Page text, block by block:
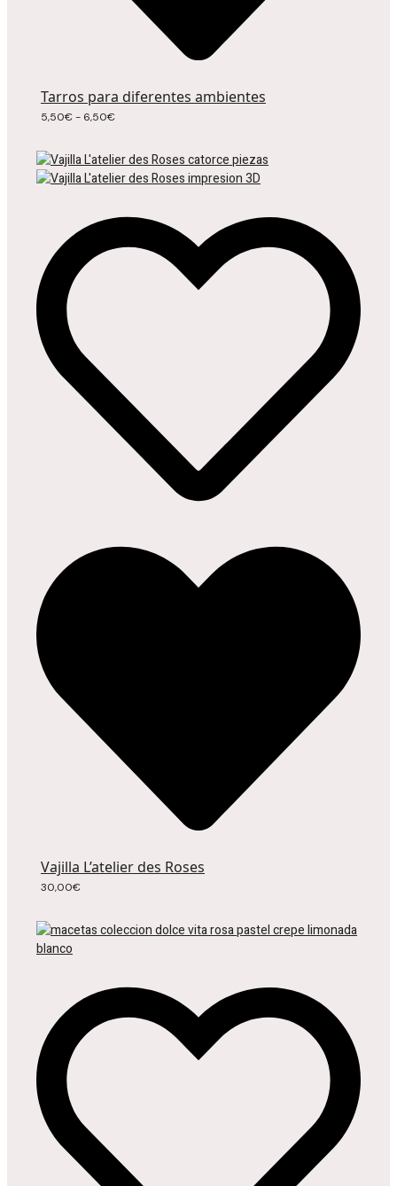
Tarros para diferentes ambientes
5,50€- 6,50€Rango
desde
5,50€
Vajilla L’atelier des Roses
30,00€